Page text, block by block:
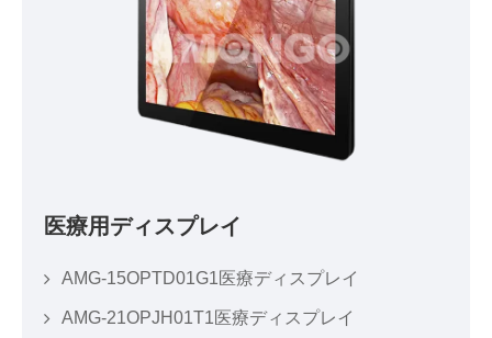
医療用ディスプレイ
AMG-15OPTD01G1医療ディスプレイ
AMG-21OPJH01T1医療ディスプレイ